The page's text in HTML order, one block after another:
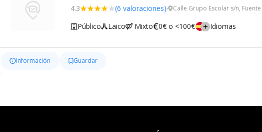
4.3 (6 valoraciones) Calle Grupo Escolar s/n,
Público Laico Mixto 0€ o <100€ Idiomas
Información Guardar